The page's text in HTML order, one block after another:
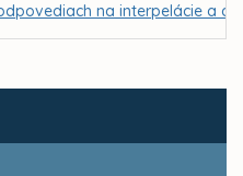
na interpelácie a